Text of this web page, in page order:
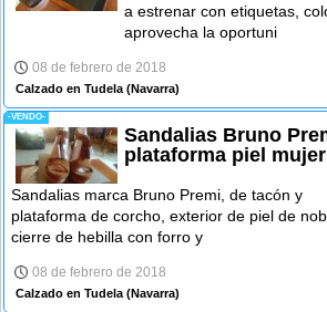
a estrenar con etiquetas,
aprovecha la oportuni
08 de febrero de 2018
Calzado en Tudela (Navarra)
-VENDO-
Sandalias Bruno
plataforma piel
Sandalias marca Bruno Premi, de tacón y
plataforma de corcho, exterior de piel de
cierre de hebilla con forro y
08 de febrero de 2018
Calzado en Tudela (Navarra)